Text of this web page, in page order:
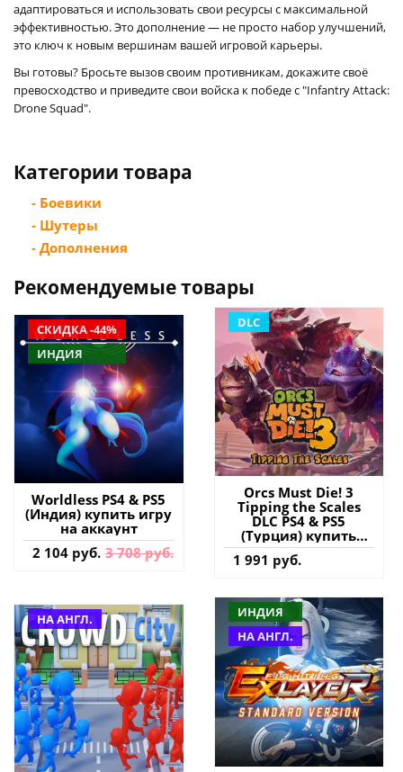
адаптироваться и использовать свои ресурсы с максимальной
эффективностью. Это дополнение — не просто набор улучшений,
это ключ к новым вершинам вашей игровой карьеры.
Вы готовы? Бросьте вызов своим противникам, докажите своё
превосходство и приведите свои войска к победе с "Infantry Attack:
Drone Squad".
Категории товара
- Боевики
- Шутеры
- Дополнения
Рекомендуемые товары
СКИДКА -44%
ИНДИЯ
Worldless PS4 & PS5
(Индия) купить игру
на аккаунт
2 104 руб. 3 708 руб.
DLC
Orcs Must Die! 3
Tipping the Scales
DLC PS4 & PS5
(Турция) купить
дополнение на
аккаунт
1 991 руб.
НА АНГЛ.
ИНДИЯ
НА АНГЛ.